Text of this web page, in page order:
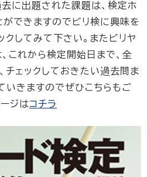
に出題された課題は、検定ホ
ができますのでビリ検に興味を
してみて下さい。またビリヤ
れから検定開始日まで、全
チェックしておきたい過去問ま
いきますのでぜひこちらもご
ジはコチラ